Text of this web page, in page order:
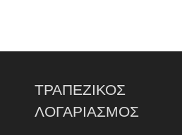
ΤΡΑΠΕΖΙΚΟΣ
ΛΟΓΑΡΙΑΣΜΟΣ